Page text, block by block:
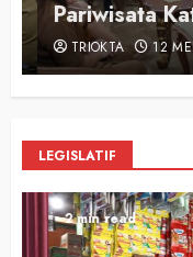
Pariwisata
TRIOKTA 12 MEI
LEGISLATIF
2 min read